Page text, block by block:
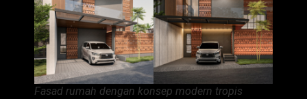
Fasad rumah dengan konsep modern tropis